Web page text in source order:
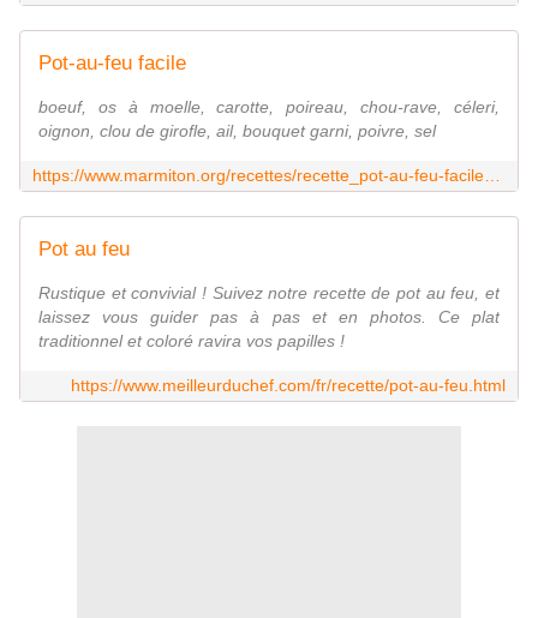
Pot-au-feu facile
boeuf, os à moelle, carotte, poireau, chou-rave, céleri,
oignon, clou de girofle, ail, bouquet garni, poivre, sel
Pot au feu
Rustique et convivial ! Suivez notre recette de pot au feu, et
laissez vous guider pas à pas et en photos. Ce plat
traditionnel et coloré ravira vos papilles !
https://www.meilleurduchef.com/fr/recette/pot-au-feu.html